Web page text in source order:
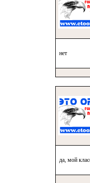
нет
да, мой